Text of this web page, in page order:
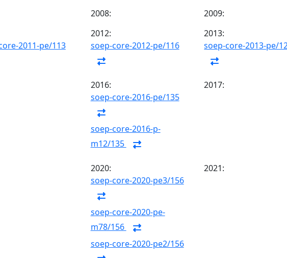
2008:
2009:
2011-pe/113
2012:
soep-core-2012-pe/116
2013:
soep-core-2013-pe/
2016:
soep-core-2016-pe/135
soep-core-2016-p-
m12/135
2017:
2020:
soep-core-2020-pe3/156
soep-core-2020-pe-
m78/156
soep-core-2020-pe2/156
2021: